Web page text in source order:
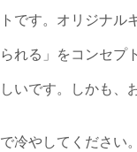
です。オリジナル
れる」をコンセプ
いです。しかも、
冷やしてください。